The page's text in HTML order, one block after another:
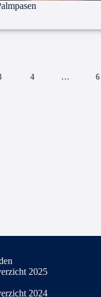
4 … 6
2025
2024